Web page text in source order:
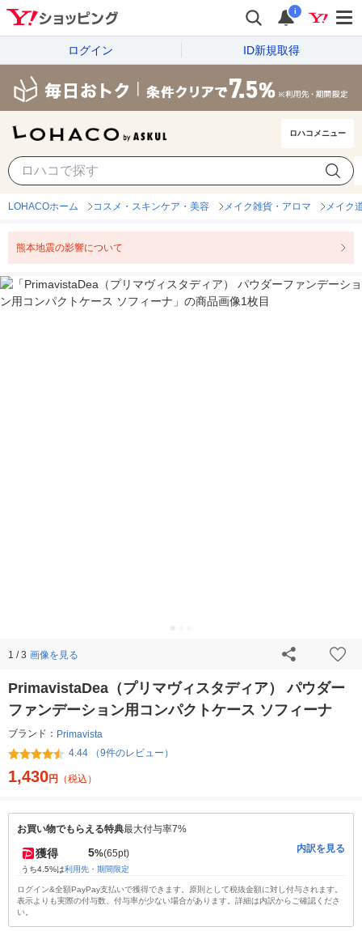
i
ログイン ID新規取得
ロハコメニュー
LOHACOホーム コスメ・スキンケア・美容 メイク雑貨・アロマ メイク
熊本地震の影響について
1 / 3 画像を見る
PrimavistaDea（プリマヴィスタディア） パウダー
ファンデーション用コンパクトケース ソフィーナ
ブランド： Primavista
4.44 （9件のレビュー）
1,430円 （税込）
お買い物でもらえる特典最大付与率7%
獲得 5%(65pt)
うち4.5%は利用先・期間限定
内訳を見る
ログイン&全額PayPay支払いで獲得できます。原則として税抜金額に対し付与されます。
表示よりも実際の付与数、付与率が少ない場合があります。詳細は内訳からご確認くださ
い。